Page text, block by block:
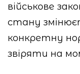
військове
стану
конкретну
звіряти на